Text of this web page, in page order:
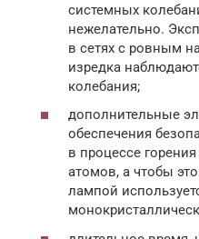
системных
нежелательно.
в сетях с ровным
изредка
колебания;
дополнительные
обеспечения
в процессе
атомов, а чтобы
лампой